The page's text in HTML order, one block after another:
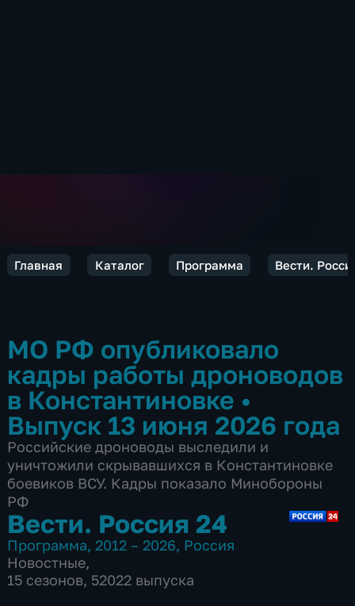
Главная Каталог Программа Вести.
МО РФ опубликовало
кадры работы дроноводов
в Константиновке •
Выпуск 13 июня 2026 года
Российские дроноводы выследили и
уничтожили скрывавшихся в Константиновке
боевиков ВСУ. Кадры показало Минобороны
РФ
Вести. Россия 24
Программа, 2012 – 2026, Россия
Новостные,
15 сезонов, 52022 выпуска